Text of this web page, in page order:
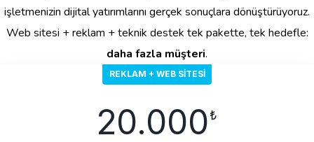
işletmenizin dijital yatırımlarını gerçek sonuçlara dönüştürüyoruz.
Web sitesi + reklam + teknik destek tek pakette, tek hedefle:
daha fazla müşteri.
REKLAM + WEB SITESI
20.000₺